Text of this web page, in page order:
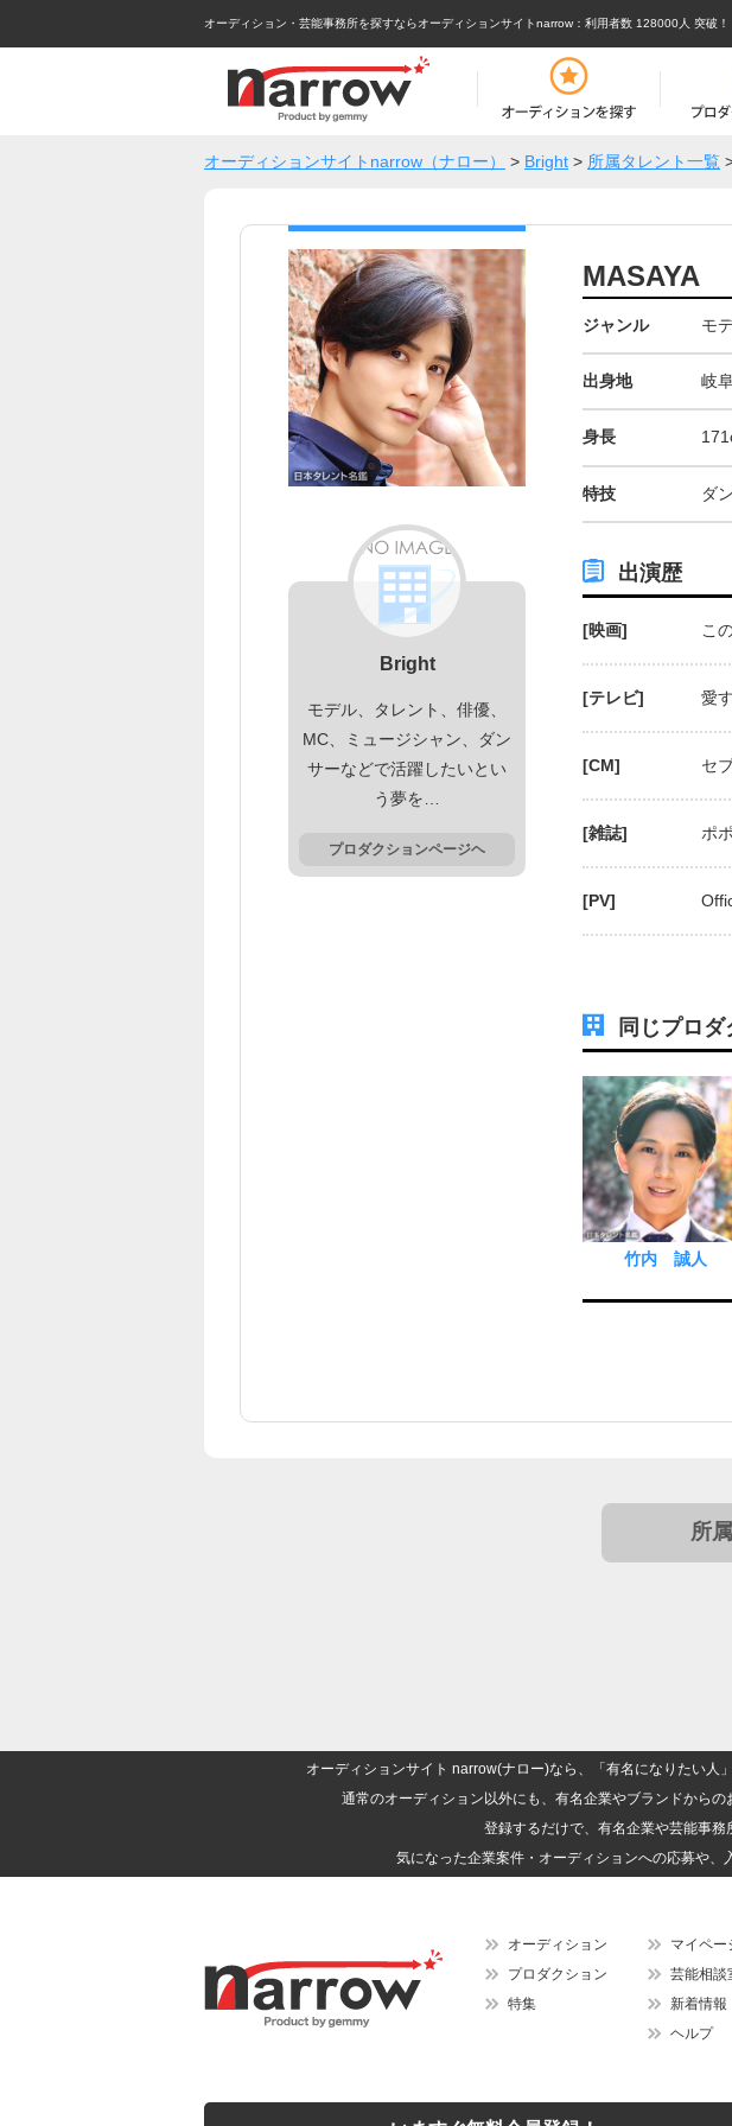
オーディション・芸能事務所を探すならオーディションサイトnarrow ：利用者数 128000人 突破！
オーディションサイトnarrow（ナロー） > Bright > 所属タレント一覧
Bright
モデル、タレント、俳優、
MC、ミュージシャン、ダン
サーなどで活躍したいとい
う夢を…
プロダクションページヘ
MASAYA
ジャンル モ
出身地 岐
身長
特技 ダ
出演歴
[映画] こ
[テレビ] 愛
[CM] セ
[雑誌] ポ
[PV]
同じプロ
竹内 誠人
所
オーディションサイト narrow(ナロー)なら、「有名になりたい
通常のオーディション以外にも、有名企業やブランドから
登録するだけで、有名企業や芸能事
気になった企業案件・オーディションへの応募や
オーディション
プロダクション
特集
マイペー
芸能相談
新着情報
ヘルプ